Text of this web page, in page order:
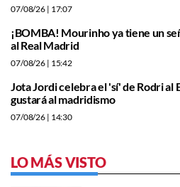
07/08/26 | 17:07
¡BOMBA! Mourinho ya tiene un
al Real Madrid
07/08/26 | 15:42
Jota Jordi celebra el 'sí' de Rodri al
gustará al madridismo
07/08/26 | 14:30
LO MÁS VISTO